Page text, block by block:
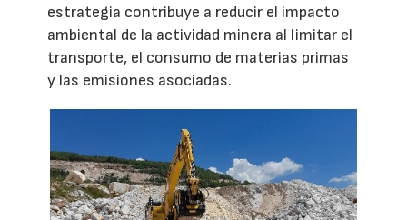
estrategia contribuye a reducir el impacto
ambiental de la actividad minera al limitar el
transporte, el consumo de materias primas
y las emisiones asociadas.